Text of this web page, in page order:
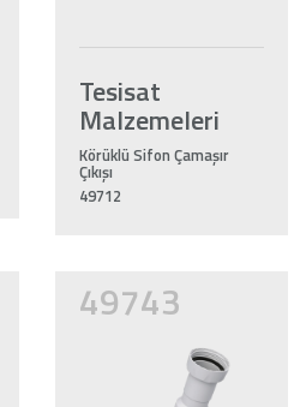
Tesisat
Malzemeleri
Körüklü Sifon Çamaşır
Çıkışı
49712
49743